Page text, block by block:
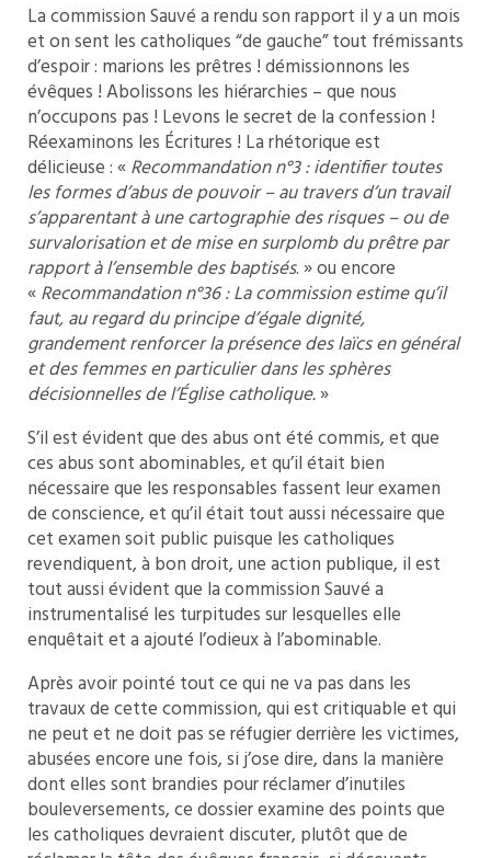
La commission Sauvé a rendu son rapport il y a un mois
et on sent les catholiques “de gauche” tout frémissants
d’espoir : marions les prêtres ! démissionnons les
évêques ! Abolissons les hiérarchies – que nous
n’occupons pas ! Levons le secret de la confession !
Réexaminons les Écritures ! La rhétorique est
délicieuse : «Recommandation n°3 : identifier toutes
les formes d’abus de pouvoir – au travers d’un travail
s’apparentant à une cartographie des risques – ou de
survalorisation et de mise en surplomb du prêtre par
rapport à l’ensemble des baptisés. » ou encore
«Recommandation n°36 : La commission estime qu’il
faut, au regard du principe d’égale dignité,
grandement renforcer la présence des laïcs en général
et des femmes en particulier dans les sphères
décisionnelles de l’Église catholique.»
S’il est évident que des abus ont été commis, et que
ces abus sont abominables, et qu’il était bien
nécessaire que les responsables fassent leur examen
de conscience, et qu’il était tout aussi nécessaire que
cet examen soit public puisque les catholiques
revendiquent, à bon droit, une action publique, il est
tout aussi évident que la commission Sauvé a
instrumentalisé les turpitudes sur lesquelles elle
enquêtait et a ajouté l’odieux à l’abominable.
Après avoir pointé tout ce qui ne va pas dans les
travaux de cette commission, qui est critiquable et qui
ne peut et ne doit pas se réfugier derrière les victimes,
abusées encore une fois, si j’ose dire, dans la manière
dont elles sont brandies pour réclamer d’inutiles
bouleversements, ce dossier examine des points que
les catholiques devraient discuter, plutôt que de